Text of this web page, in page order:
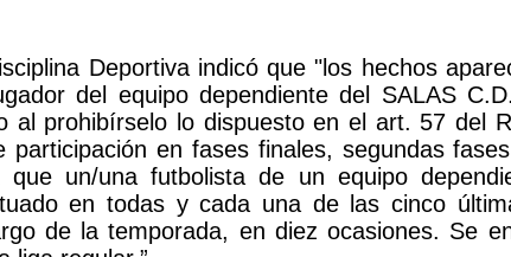
Deportiva indicó que "los hechos
del equipo dependiente del SALAS
al prohibírselo lo dispuesto en el art. 57 del
participación en fases finales, segundas
un/una futbolista de un equipo
en todas y cada una de las cinco
de la temporada, en diez ocasiones. Se